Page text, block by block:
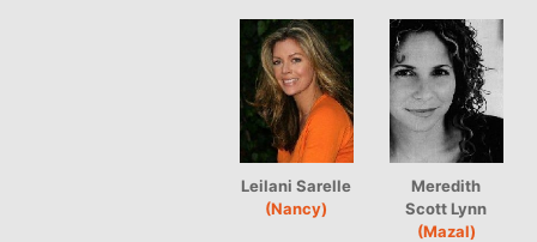
Leilani Sarelle
(Nancy)
Meredith
Scott Lynn
(Mazal)